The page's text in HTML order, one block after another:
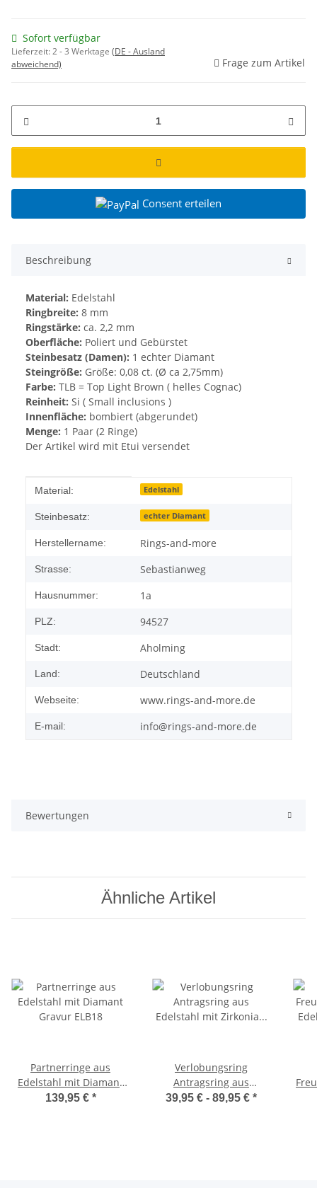
Sofort verfügbar
Lieferzeit:2 - 3 Werktage (DE - Ausland
abweichend)
Frage zum Artikel
Consent erteilen
Beschreibung
Material: Edelstahl
Ringbreite: 8 mm
Ringstärke: ca. 2,2 mm
Oberfläche: Poliert und Gebürstet
Steinbesatz (Damen): 1 echter Diamant
Steingröße: Größe: 0,08 ct. (Ø ca 2,75mm)
Farbe: TLB = Top Light Brown ( helles Cognac)
Reinheit: Si ( Small inclusions )
Innenfläche: bombiert (abgerundet)
Menge: 1 Paar (2 Ringe)
Der Artikel wird mit Etui versendet
Produkteigenschaft
Wert
Material: Edelstahl
Steinbesatz: echter Diamant
Herstellername: Rings-and-more
Strasse: Sebastianweg
Hausnummer: 1a
PLZ: 94527
Stadt: Aholming
Land: Deutschland
Webseite: www.rings-and-more.de
E-mail: info@rings-and-more.de
Bewertungen
Ähnliche Artikel
Partnerringe aus
Edelstahl mit Diamant
Gravur ELB18
139,95 € *
Verlobungsring
Antragsring aus
Edelstahl mit Zirkonia
39,95 € - 89,95 € *